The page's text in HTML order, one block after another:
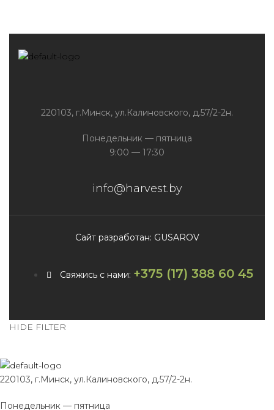
220103, г.Минск, ул.Калиновского, д.57/2-2н.
Понедельник — пятница
9:00 — 17:30
info@harvest.by
Сайт разработан: GUSAROV
Свяжись с нами: +375 (17) 388 60 45
HIDE FILTER
220103, г.Минск, ул.Калиновского, д.57/2-2н.
Понедельник — пятница